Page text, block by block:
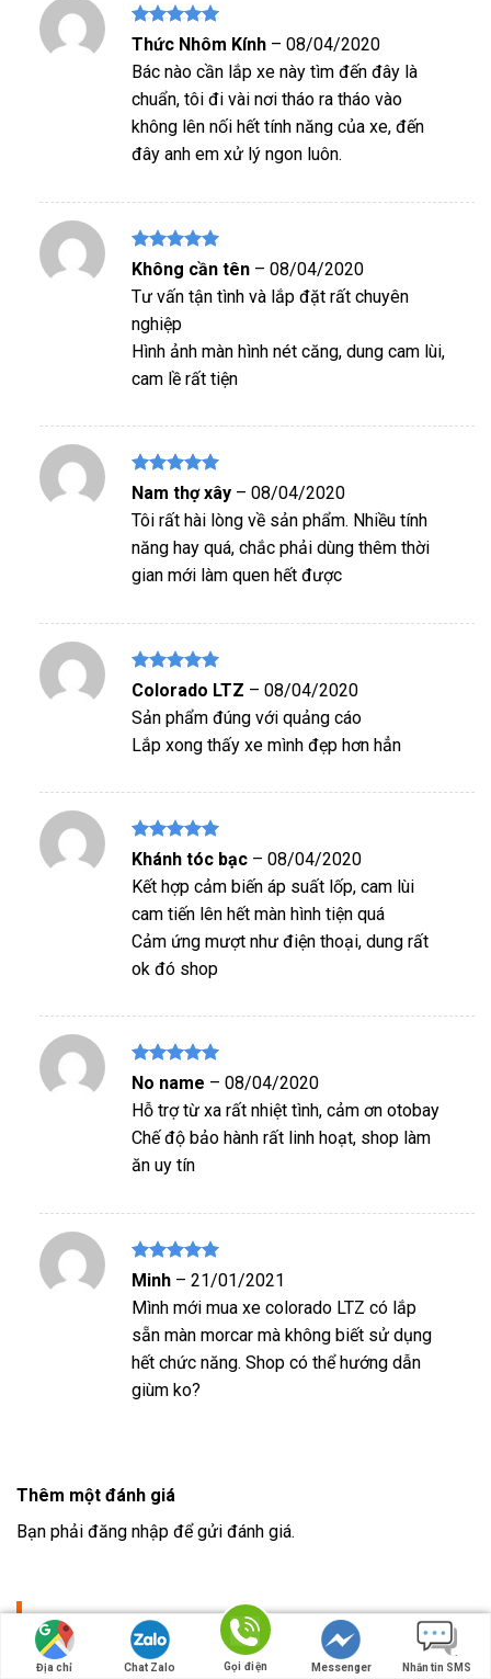
Được xếp
hạng
sao
Thức Nhôm Kính – 08/04/2020
Bác nào cần lắp xe này tìm đến đây là
chuẩn, tôi đi vài nơi tháo ra tháo vào
không lên nối hết tính năng của xe, đến
đây anh em xử lý ngon luôn.
Được xếp
55
sao
Không cần tên – 08/04/2020
Tư vấn tận tình và lắp đặt rất chuyên
nghiệp
Hình ảnh màn hình nét căng, dung cam lùi,
cam lề rất tiện
Được xếp
5
sao
Nam thợ xây – 08/04/2020
Tôi rất hài lòng về sản phẩm. Nhiều tính
năng hay quá, chắc phải dùng thêm thời
gian mới làm quen hết được
Được xếp
sao
Colorado LTZ – 08/04/2020
Sản phẩm đúng với quảng cáo
Lắp xong thấy xe mình đẹp hơn hẳn
Được xếp
sao
Khánh tóc bạc – 08/04/2020
Kết hợp cảm biến áp suất lốp, cam lùi
cam tiến lên hết màn hình tiện quá
Cảm ứng mượt như điện thoại, dung rất
ok đó shop
Được xếp
sao
No name – 08/04/2020
Hỗ trợ từ xa rất nhiệt tình, cảm ơn otobay
Chế độ bảo hành rất linh hoạt, shop làm
ăn uy tín
Được xếp
sao
Minh – 21/01/2021
Mình mới mua xe colorado LTZ có lắp
sẵn màn morcar mà không biết sử dụng
hết chức năng. Shop có thể hướng dẫn
giùm ko?
Thêm một đánh giá
Bạn phải đăng nhập để gửi đánh giá.
SẢN PHẨM NỔI BẬT
Địa chỉ Chat Zalo Gọi điện Messenger Nhắn tin SMS